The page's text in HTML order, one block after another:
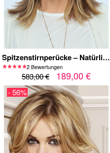
Spitzenstirnperücke – Natürliche Spitzenstirnperücke, glattes Haar mit braunen Strähnen, unsichtbarer Haaransatz, hochwertige Spitzenstirnperücke für Damen
2 Bewertungen
583,00 € 189,00 €
- 56%